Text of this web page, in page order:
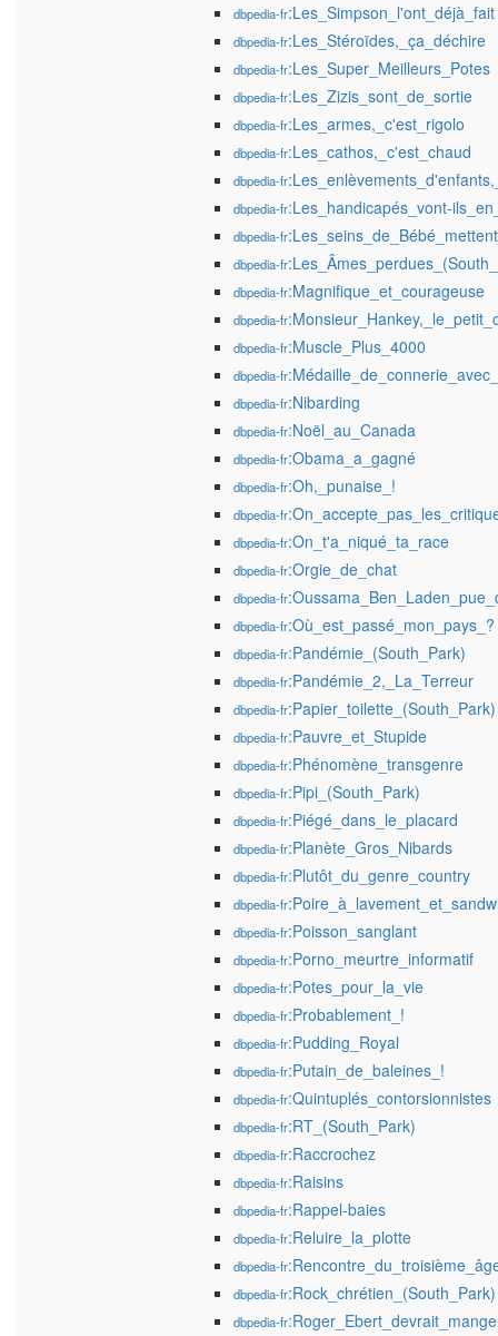
dbpedia-fr:Les_Simpson_l'ont_déjà_fait
dbpedia-fr:Les_Stéroïdes,_ça_déchire
dbpedia-fr:Les_Super_Meilleurs_Potes
dbpedia-fr:Les_Zizis_sont_de_sortie
dbpedia-fr:Les_armes,_c'est_rigolo
dbpedia-fr:Les_cathos,_c'est_chaud
dbpedia-fr
dbpedia-fr:Les_handicapés_vont-
dbpedia-fr
dbpedia-fr
dbpedia-fr:Magnifique_et_courageuse
dbpedia-fr
dbpedia-fr:Muscle_Plus_4000
dbpedia-fr
dbpedia-fr:Nibarding
dbpedia-fr:Noël_au_Canada
dbpedia-fr:Obama_a_gagné
dbpedia-fr:Oh,_punaise_!
dbpedia-fr
dbpedia-fr:On_t'a_niqué_ta_race
dbpedia-fr:Orgie_de_chat
dbpedia-fr
dbpedia-fr:Où_est_passé_mon_pays_?
dbpedia-fr:Pandémie_(South_Park)
dbpedia-fr:Pandémie_2,_La_Terreur
dbpedia-fr:Papier_toilette_(South_Park)
dbpedia-fr:Pauvre_et_Stupide
dbpedia-fr:Phénomène_transgenre
dbpedia-fr:Pipi_(South_Park)
dbpedia-fr:Piégé_dans_le_placard
dbpedia-fr:Planète_Gros_Nibards
dbpedia-fr:Plutôt_du_genre_country
dbpedia-fr
dbpedia-fr:Poisson_sanglant
dbpedia-fr:Porno_meurtre_informatif
dbpedia-fr:Potes_pour_la_vie
dbpedia-fr:Probablement_!
dbpedia-fr:Pudding_Royal
dbpedia-fr:Putain_de_baleines_!
dbpedia-fr:Quintuplés_contorsionnistes
dbpedia-fr:RT_(South_Park)
dbpedia-fr:Raccrochez
dbpedia-fr:Raisins
dbpedia-fr:Rappel-baies
dbpedia-fr:Reluire_la_plotte
dbpedia-fr
dbpedia-fr:Rock_chrétien_(South_Park)
dbpedia-fr